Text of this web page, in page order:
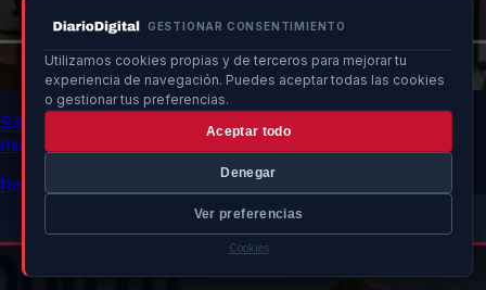
GESTIONAR CONSENTIMIENTO
Utilizamos cookies propias y de terceros para mejorar tu
experiencia de navegación. Puedes aceptar todas las cookies
o gestionar tus preferencias.
Aceptar todo
Denegar
Ver preferencias
Cookies
Sánchez discute estrategias para seguridad y ayuda
migratoria en Ceuta
hace 13h